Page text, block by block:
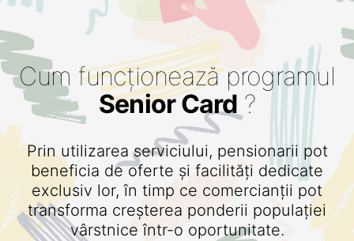
Cum funcționează programul
Senior Card ?
Prin utilizarea serviciului, pensionarii pot
beneficia de oferte și facilități dedicate
exclusiv lor, în timp ce comercianții pot
transforma creșterea ponderii populației
vârstnice într-o oportunitate.